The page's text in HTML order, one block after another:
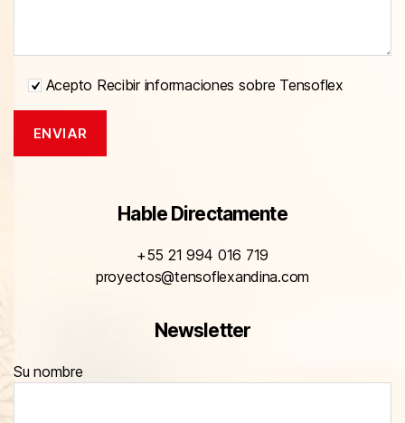
Acepto Recibir informaciones sobre Tensoflex
Hable Directamente
+55 21 994 016 719
proyectos@tensoflexandina.com
Newsletter
Su nombre